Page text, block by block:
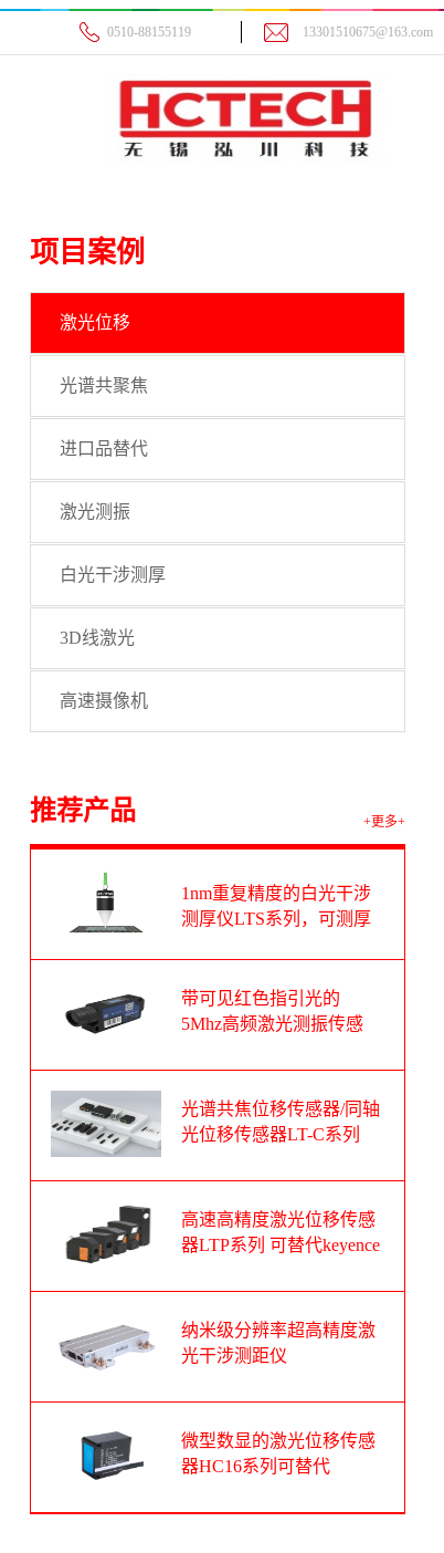
0510-88155119 13301510675@163.com
项目案例
激光位移
光谱共聚焦
进口品替代
激光测振
白光干涉测厚
3D线激光
高速摄像机
推荐产品 +更多+
1nm重复精度的白光干涉
测厚仪LTS系列，可测厚
带可见红色指引光的
5Mhz高频激光测振传感
光谱共焦位移传感器/同轴
光位移传感器LT-C系列
列
高速高精度激光位移传感
器LTP系列 可替代keyence
纳米级分辨率超高精度激
光干涉测距仪
微型数显的激光位移传感
器HC16系列可替代